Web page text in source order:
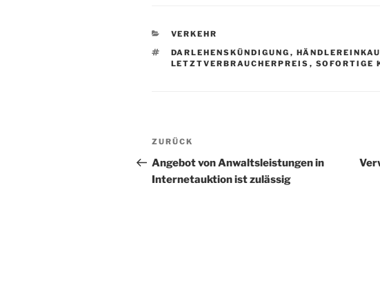
KATEGORIEN
VERKEHR
SCHLAGWÖRTER
DARLEHENSKÜNDIGUNG ,
LETZTVERBRAUCHERPREIS , SOFORTIGE
Beitragsnavigation
Vorheriger
Beitrag
ZURÜCK
Angebot von Anwaltsleistungen in
Internetauktion ist zulässig